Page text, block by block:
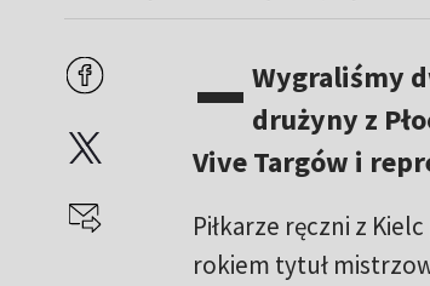
– Wygraliśmy
drużyny z
Vive Targów i
Piłkarze ręczni z
rokiem tytuł